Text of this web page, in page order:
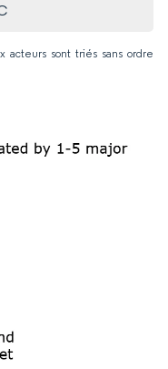
acteurs sont triés sans ordre